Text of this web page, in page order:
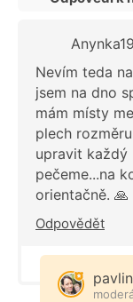
Nevím teda
jsem na dno
mám místy
plech
upravit každý
pečeme...na
orientačně. 🙏
Odpovědět